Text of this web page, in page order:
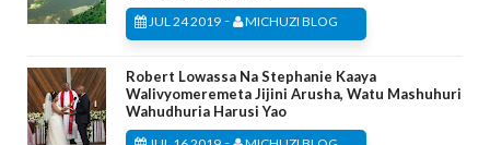
JUL 24 2019 - MICHUZI BLOG
Robert Lowassa Na Stephanie Kaaya
Walivyomeremeta Jijini Arusha, Watu Mashuhuri
Wahudhuria Harusi Yao